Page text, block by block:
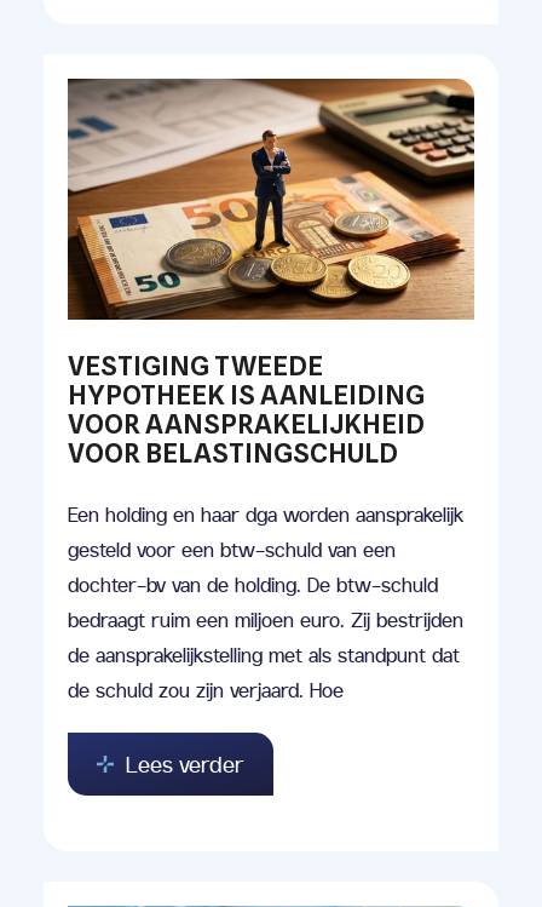
VESTIGING TWEEDE
HYPOTHEEK IS AANLEIDING
VOOR AANSPRAKELIJKHEID
VOOR BELASTINGSCHULD
Een holding en haar dga worden aansprakelijk
gesteld voor een btw-schuld van een
dochter-bv van de holding. De btw-schuld
bedraagt ruim een miljoen euro. Zij bestrijden
de aansprakelijkstelling met als standpunt dat
de schuld zou zijn verjaard. Hoe
Lees verder